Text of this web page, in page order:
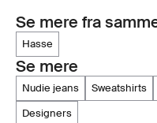
Se mere fra
hasse
Se mere
nudie jeans sweatshirts
designers